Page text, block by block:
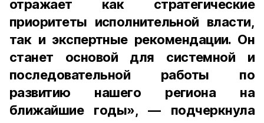
отражает как стратегические
приоритеты исполнительной власти,
так и экспертные рекомендации. Он
станет основой для системной и
последовательной работы по
развитию нашего региона на
ближайшие годы», — подчеркнула